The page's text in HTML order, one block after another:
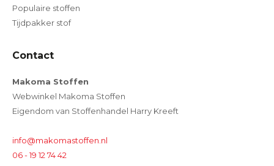
Populaire stoffen
Tijdpakker stof
Contact
Makoma Stoffen
Webwinkel Makoma Stoffen
Eigendom van Stoffenhandel Harry Kreeft
info@makomastoffen.nl
06 - 19 12 74 42